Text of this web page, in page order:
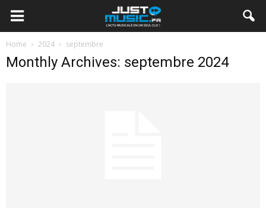
Home 2024 septembre
Monthly Archives: septembre 2024